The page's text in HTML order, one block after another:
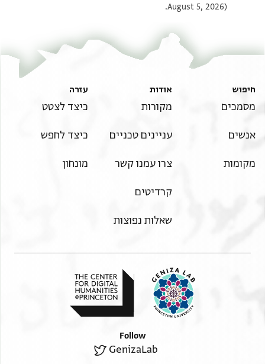
August 5, 2026).
חיפוש
מסמכים
אנשים
מקומות
אודות
מקורות
עניינים טכניים
צרו עמנו קשר
קרדיטים
שאלות נפוצות
עזרה
כיצד לצטט
כיצד לחפש
מונחון
Follow
GenizaLab